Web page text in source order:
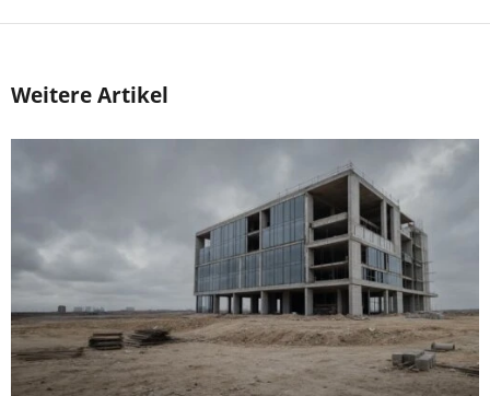
Weitere Artikel